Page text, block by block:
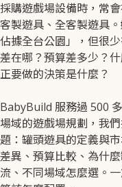
採購遊戲場設備時，常
客製遊具、全客製遊具
佔據全台公園」，但很
差在哪？預算差多少？
正要做的決策是什麼？
BabyBuild 服務過 500
場域的遊戲場規劃，我
題：罐頭遊具的定義與
差異、預算比較、為什
流、不同場域怎麼選。